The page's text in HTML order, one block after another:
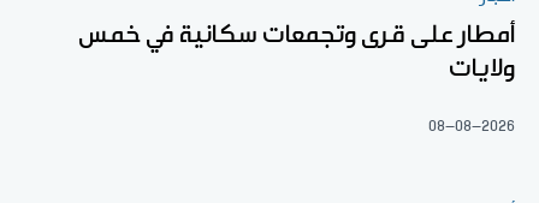
أمطار على قرى وتجمعات سكانية في خمس
ولايات
08-08-2026